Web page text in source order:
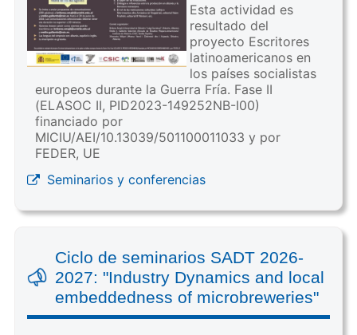
Esta actividad es
resultado del
proyecto Escritores
latinoamericanos en
los países socialistas
europeos durante la Guerra Fría. Fase II
(ELASOC II, PID2023-149252NB-I00)
financiado por
MICIU/AEI/10.13039/501100011033 y por
FEDER, UE
Seminarios y conferencias
Ciclo de seminarios SADT 2026-
2027: "Industry Dynamics and local
embeddedness of microbreweries"